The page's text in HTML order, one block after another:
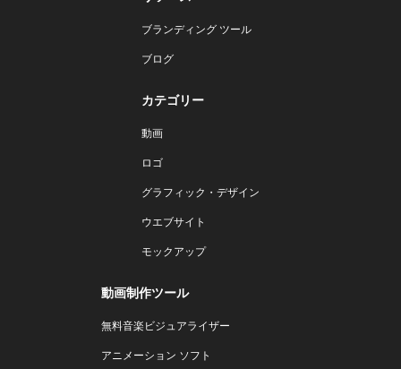
ブランディング ツール
ブログ
カテゴリー
動画
ロゴ
グラフィック・デザイン
ウエブサイト
モックアップ
動画制作ツール
無料音楽ビジュアライザー
アニメーション ソフト